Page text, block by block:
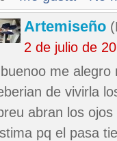
Artemiseño
2 de julio de
me alegro
de vivirla
abran los
pq el pasa